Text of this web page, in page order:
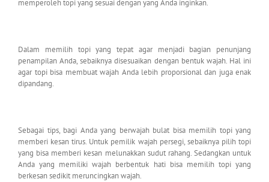
memperoleh topi yang sesuai dengan yang Anda inginkan.
Dalam memilih topi yang tepat agar menjadi bagian penunjang
penampilan Anda, sebaiknya disesuaikan dengan bentuk wajah. Hal ini
agar topi bisa membuat wajah Anda lebih proporsional dan juga enak
dipandang.
Sebagai tips, bagi Anda yang berwajah bulat bisa memilih topi yang
memberi kesan tirus. Untuk pemilik wajah persegi, sebaiknya pilih topi
yang bisa memberi kesan melunakkan sudut rahang. Sedangkan untuk
Anda yang memiliki wajah berbentuk hati bisa memilih topi yang
berkesan sedikit meruncingkan wajah.